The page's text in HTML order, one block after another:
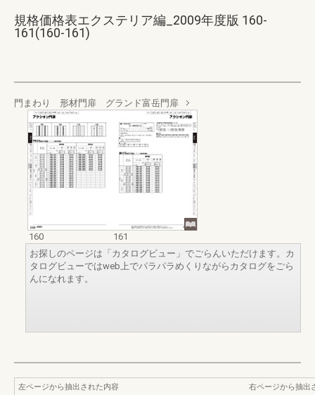
規格価格表エクステリア編_2009年度版 160-
161(160-161)
門まわり 形材門扉 グランド富岳門扉
160
161
お探しのページは「カタログビュー」でごらんいただけます。カ
タログビューではweb上でパラパラめくりながらカタログをごら
んになれます。
左ページから抽出された内容
右ページから抽出